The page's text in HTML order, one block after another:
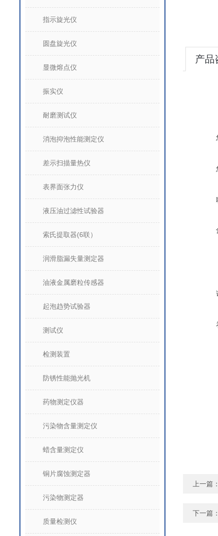
指示旋光仪
圆盘旋光仪
显微熔点仪
振实仪
耐磨测试仪
消泡抑泡性能测定仪
差示扫描量热仪
表界面张力仪
液压油过滤性试验器
索氏提取器(6联）
润滑脂漏失量测定器
油液金属磨粒传感器
起泡趋势试验器
测试仪
检测装置
防锈性能抛光机
药物测定仪器
污染物含量测定仪
蜡含量测定仪
铜片腐蚀测定器
污染物测定器
质量检测仪
产品
上一篇
下一篇